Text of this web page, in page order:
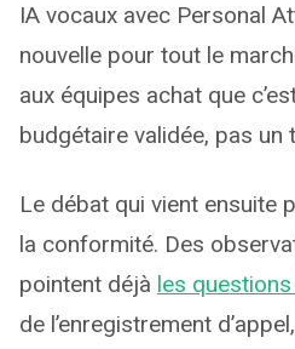
IA vocaux avec Personal
nouvelle pour tout le
aux équipes achat que
budgétaire validée, pas un
Le débat qui vient ensuite
la conformité. Des
pointent déjà les
de l’enregistrement